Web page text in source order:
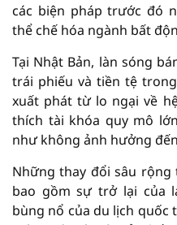
các biện pháp trước đó
thể chế hóa ngành bất
Tại Nhật Bản, làn sóng
trái phiếu và tiền tệ
xuất phát từ lo ngại về
thích tài khóa quy mô
như không ảnh hưởng
Những thay đổi sâu
bao gồm sự trở lại của
bùng nổ của du lịch quốc